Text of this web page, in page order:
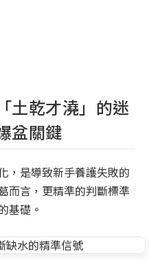
土乾才澆」的迷
盆關鍵
，是導致新手養護失敗的
而言，更精準的判斷標準
基礎。